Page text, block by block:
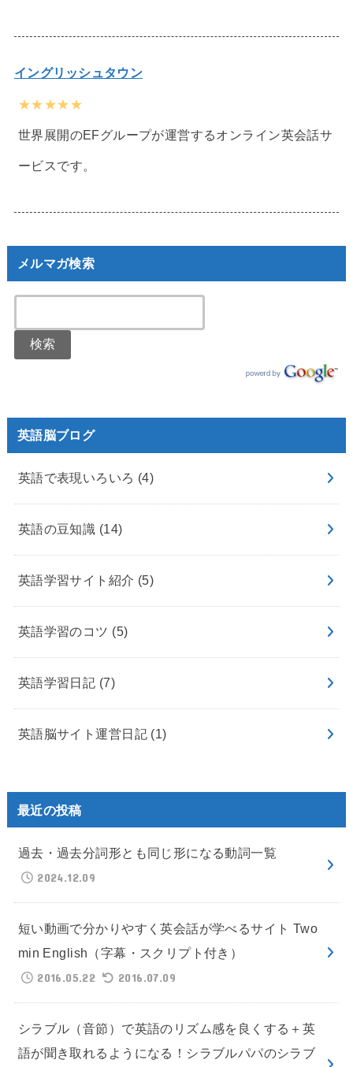
イングリッシュタウン
★★★★★
世界展開のEFグループが運営するオンライン英会話サ
ービスです。
メルマガ検索
英語脳ブログ
英語で表現いろいろ (4)
英語の豆知識 (14)
英語学習サイト紹介 (5)
英語学習のコツ (5)
英語学習日記 (7)
英語脳サイト運営日記 (1)
最近の投稿
過去・過去分詞形とも同じ形になる動詞一覧
2024.12.09
短い動画で分かりやすく英会話が学べるサイト Two
min English（字幕・スクリプト付き）
2016.05.22
2016.07.09
シラブル（音節）で英語のリズム感を良くする＋英
語が聞き取れるようになる！シラブルパパのシラブ